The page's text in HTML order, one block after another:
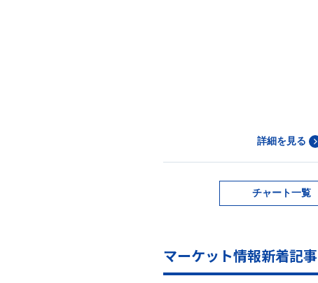
詳細を見る
チャート一覧
マーケット情報新着記事